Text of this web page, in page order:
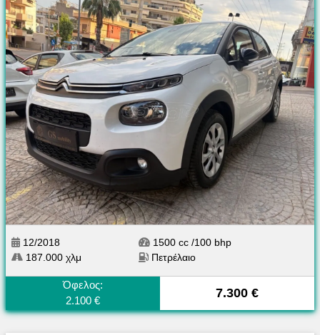
12/2018
187.000 χλμ
1500 cc /100 bhp
Πετρέλαιο
Όφελος:
2.100 €
7.300 €